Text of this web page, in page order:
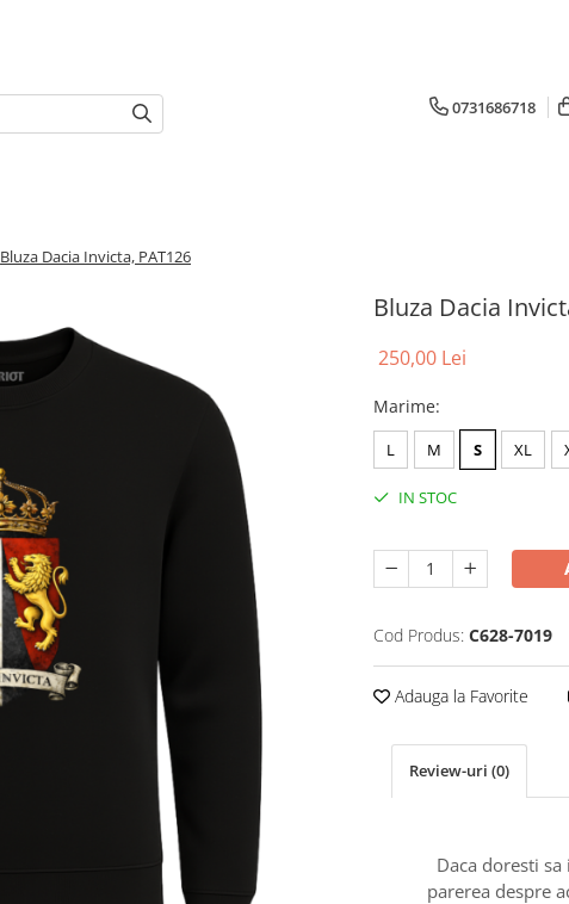
0731686718
Bluza Dacia Invicta, PAT126
Bluza Dacia
250,00 Lei
Marime:
L M S XL
IN STOC
Cod Produs: C628-7019
Adauga la Favorite
Review-uri (0)
Daca doresti
parerea despre